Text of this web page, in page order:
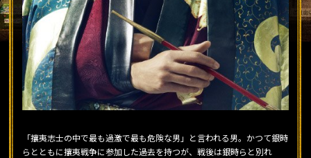
「攘夷志士の中で最も過激で最も危険な男」と言われる男。かつて銀時
らとともに攘夷戦争に参加した過去を持つが、戦後は銀時らと別れ